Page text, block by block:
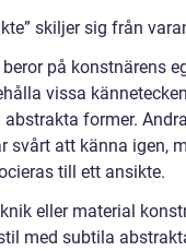
skiljer sig från
på konstnärens
vissa
former.
svårt att känna igen,
till ett ansikte.
eller material
med subtila